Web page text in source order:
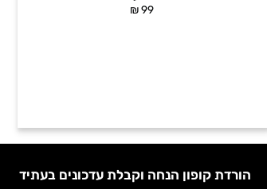
₪99
הורדת קופון הנחה וקבלת עדכונים בעתיד